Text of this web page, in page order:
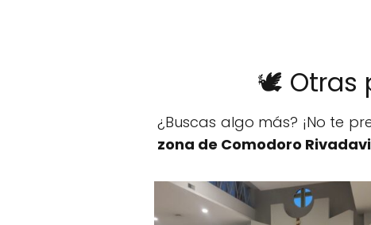
🕊️ Otras
¿Buscas algo más? ¡No te
zona de Comodoro